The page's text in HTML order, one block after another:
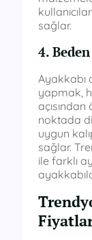
sağlar.
4.
Ayakkabı
yapmak,
açısından
noktada
uygun
sağlar.
ile farklı